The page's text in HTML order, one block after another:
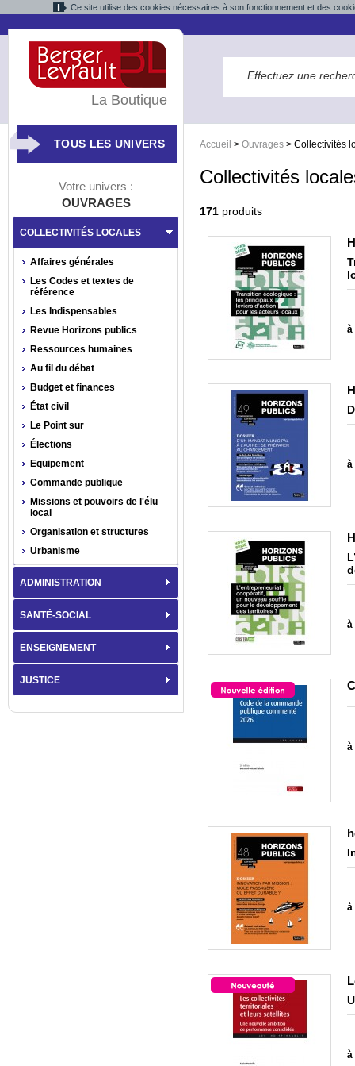
Ce site utilise des cookies nécessaires à son fonctionnement et des
Accueil > Ouvrages > Collectivités
Collectivités
171 produits
à
à
à
à
à
à
La Boutique
TOUS LES UNIVERS
Votre univers :
OUVRAGES
COLLECTIVITÉS LOCALES
Affaires générales
Les Codes et textes de
référence
Les Indispensables
Revue Horizons publics
Ressources humaines
Au fil du débat
Budget et finances
État civil
Le Point sur
Élections
Equipement
Commande publique
Missions et pouvoirs de l'élu
local
Organisation et structures
Urbanisme
ADMINISTRATION
SANTÉ-SOCIAL
ENSEIGNEMENT
JUSTICE